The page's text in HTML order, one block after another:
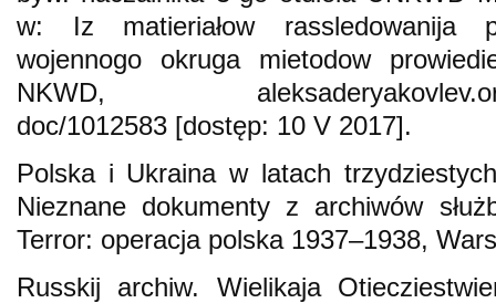
w: Iz matieriałow rassledowanija
wojennogo okruga mietodow
NKWD, aleksaderyakovlev.org/
doc/1012583 [dostęp: 10 V 2017].
Polska i Ukraina w latach
Nieznane dokumenty z archiwów
Terror: operacja polska 1937–1938,
Russkij archiw. Wielikaja